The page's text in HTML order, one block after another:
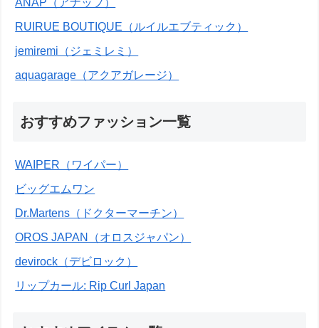
ANAP（アナップ）
RUIRUE BOUTIQUE（ルイルエブティック）
jemiremi（ジェミレミ）
aquagarage（アクアガレージ）
おすすめファッション一覧
WAIPER（ワイパー）
ビッグエムワン
Dr.Martens（ドクターマーチン）
OROS JAPAN（オロスジャパン）
devirock（デビロック）
リップカール: Rip Curl Japan